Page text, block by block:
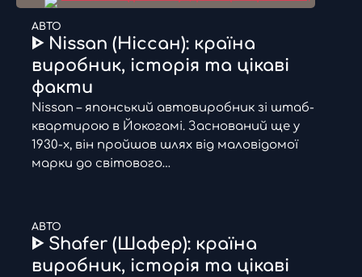
АВТО
ᐈ Nissan (Ніссан): країна
виробник, історія та цікаві
факти
Nissan – японський автовиробник зі штаб-
квартирою в Йокогамі. Заснований ще у
1930-х, він пройшов шлях від маловідомої
марки до світового…
АВТО
ᐈ Shafer (Шафер): країна
виробник, історія та цікаві